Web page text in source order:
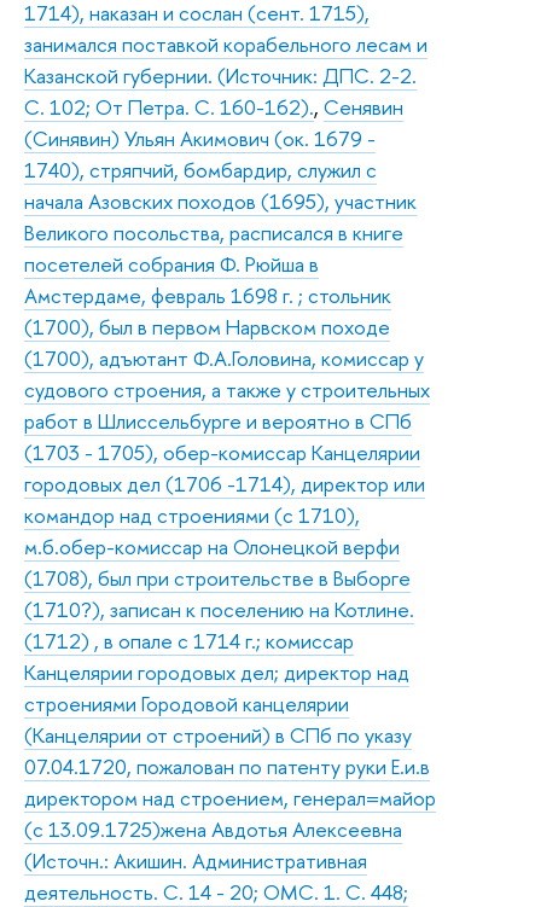
1714), наказан и сослан (сент. 1715),
занимался поставкой корабельного лесам и
Казанской губернии. (Источник: ДПС. 2-2.
С. 102; От Петра. С. 160-162)., Сенявин
(Синявин) Ульян Акимович (ок. 1679 -
1740), стряпчий, бомбардир, служил с
начала Азовских походов (1695), участник
Великого посольства, расписался в книге
посетелей собрания Ф. Рюйша в
Амстердаме, февраль 1698 г. ; стольник
(1700), был в первом Нарвском походе
(1700), адъютант Ф.А.Головина, комиссар у
судового строения, а также у строительных
работ в Шлиссельбурге и вероятно в СПб
(1703 - 1705), обер-комиссар Канцелярии
городовых дел (1706 -1714), директор или
командор над строениями (с 1710),
м.б.обер-комиссар на Олонецкой верфи
(1708), был при строительстве в Выборге
(1710?), записан к поселению на Котлине.
(1712) , в опале с 1714 г.; комиссар
Канцелярии городовых дел; директор над
строениями Городовой канцелярии
(Канцелярии от строений) в СПб по указу
07.04.1720, пожалован по патенту руки Е.и.в
директором над строением, генерал=майор
(с 13.09.1725)жена Авдотья Алексеевна
(Источн.: Акишин. Административная
деятельность. С. 14 - 20; ОМС. 1. С. 448;